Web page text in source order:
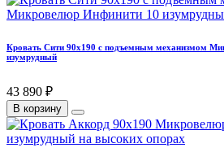
Кровать Сити 90х190 с подъемным механизмом
изумрудный
43 890 ₽
В корзину